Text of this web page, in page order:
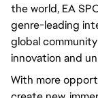
the world, EA
genre-leading
global
innovation and
With more